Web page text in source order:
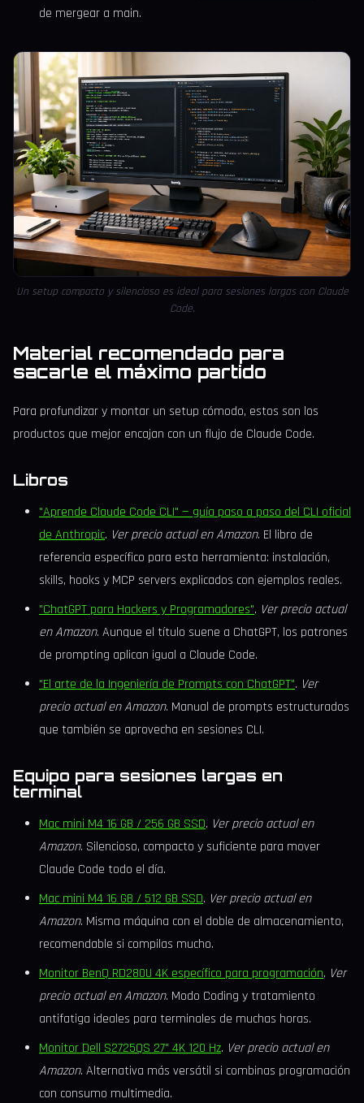
de mergear a main.
Un setup compacto y silencioso es ideal para sesiones largas con Claude
Code.
Material recomendado para
sacarle el máximo partido
Para profundizar y montar un setup cómodo, estos son los
productos que mejor encajan con un flujo de Claude Code.
Libros
"Aprende Claude Code CLI" — guía paso a paso del CLI oficial
de Anthropic. Ver precio actual en Amazon. El libro de
referencia específico para esta herramienta: instalación,
skills, hooks y MCP servers explicados con ejemplos reales.
"ChatGPT para Hackers y Programadores". Ver precio actual
en Amazon. Aunque el título suene a ChatGPT, los patrones
de prompting aplican igual a Claude Code.
"El arte de la Ingeniería de Prompts con ChatGPT". Ver
precio actual en Amazon. Manual de prompts estructurados
que también se aprovecha en sesiones CLI.
Equipo para sesiones largas en
terminal
Mac mini M4 16 GB / 256 GB SSD. Ver precio actual en
Amazon. Silencioso, compacto y suficiente para mover
Claude Code todo el día.
Mac mini M4 16 GB / 512 GB SSD. Ver precio actual en
Amazon. Misma máquina con el doble de almacenamiento,
recomendable si compilas mucho.
Monitor BenQ RD280U 4K específico para programación. Ver
precio actual en Amazon. Modo Coding y tratamiento
antifatiga ideales para terminales de muchas horas.
Monitor Dell S2725QS 27" 4K 120 Hz. Ver precio actual en
Amazon. Alternativa más versátil si combinas programación
con consumo multimedia.